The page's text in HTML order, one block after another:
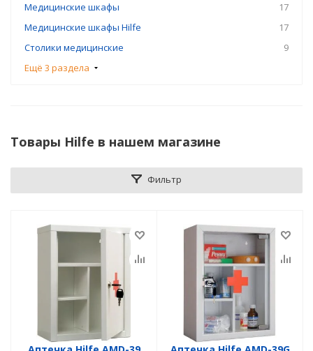
Медицинские шкафы
17
Медицинские шкафы Hilfe
17
Столики медицинские
9
Ещё 3 раздела
Товары Hilfe в нашем магазине
Фильтр